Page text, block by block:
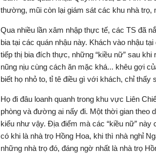
thường, mũi còn lại giám sát các khu nhà trọ,
Qua nhiều lần xâm nhập thực tế, các TS đã
bia tại các quán nhậu này. Khách vào nhậu
tiếp thị bia đích thực, những “kiều nữ” sau
nũng nịu cùng cách ăn mặc khá... khêu gợi
biết họ nhỏ to, tỉ tê điều gì với khách, chỉ thấy
Họ đi đâu loanh quanh trong khu vực Liên
phòng và đường ai nấy đi. Một thời gian theo
kiểu như vậy. Địa điểm mà các “kiều nữ”
có khi là nhà trọ Hồng Hoa, khi thì nhà nghỉ
những nhà trọ đó, đáng ngờ nhất là nhà trọ